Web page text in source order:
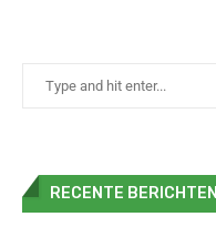
RECENTE BERICHTEN